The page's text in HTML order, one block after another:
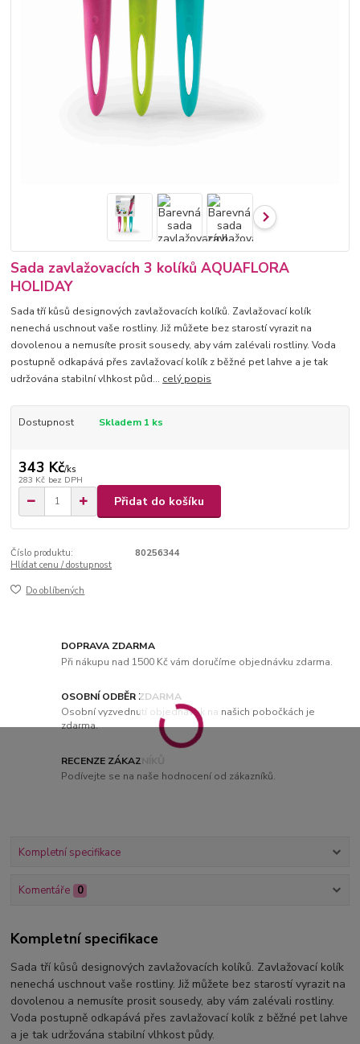
Sada zavlažovacích 3 kolíků AQUAFLORA
HOLIDAY
Sada tří kůsů designových zavlažovacích kolíků. Zavlažovací kolík
nenechá uschnout vaše rostliny. Již můžete bez starostí vyrazit na
dovolenou a nemusíte prosit sousedy, aby vám zalévali rostliny. Voda
postupně odkapává přes zavlažovací kolík z běžné pet lahve a je tak
udržována stabilní vlhkost půd... celý popis
Dostupnost Skladem 1 ks
343 Kč/ks
283 Kč bez DPH
Přidat do košíku
Číslo produktu:
80256344
Hlídat cenu / dostupnost
Do oblíbených
DOPRAVA ZDARMA
Při nákupu nad 1500 Kč vám doručíme objednávku zdarma.
OSOBNÍ ODBĚR ZDARMA
Osobní vyzvednutí objednávek na našich pobočkách je
zdarma.
RECENZE ZÁKAZNÍKŮ
Podívejte se na naše hodnocení od zákazníků.
Kompletní specifikace
Komentáře 0
Kompletní specifikace
Sada tří kůsů designových zavlažovacích kolíků. Zavlažovací kolík
nenechá uschnout vaše rostliny. Již můžete bez starostí vyrazit na
dovolenou a nemusíte prosit sousedy, aby vám zalévali rostliny.
Voda postupně odkapává přes zavlažovací kolík z běžné pet lahve
a je tak udržována stabilní vlhkost půdy.